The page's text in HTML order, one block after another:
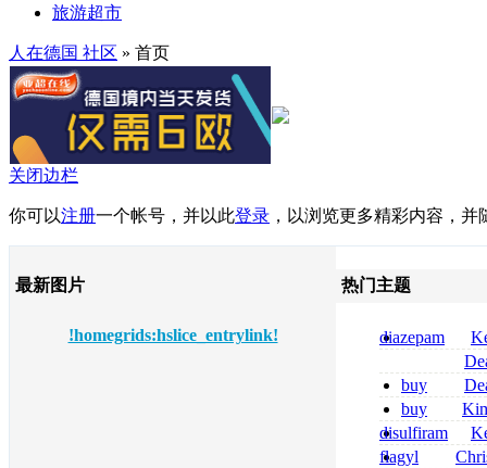
旅游超市
人在德国 社区 » 首页
关闭边栏
你可以注册一个帐号，并以此登录 ，以浏览更多精彩内容，
最新图片
!homegrids:hslice_entrylink!
热门主题
diazepam
per dormire
compresse
tizanidine
sans
buy
pregabalin
pregabalin 300
buy
zolpidem usa
disulfiram
sans
flagyl